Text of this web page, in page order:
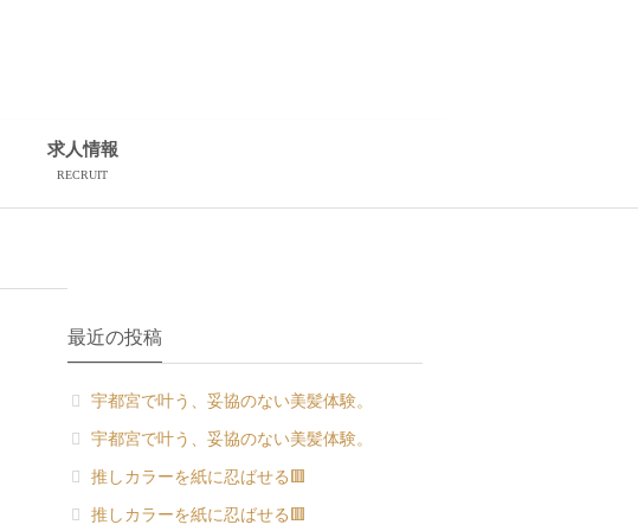
求人情報
RECRUIT
最近の投稿
宇都宮で叶う、妥協のない美髪体験。
宇都宮で叶う、妥協のない美髪体験。
推しカラーを紙に忍ばせる🟥
推しカラーを紙に忍ばせる🟥